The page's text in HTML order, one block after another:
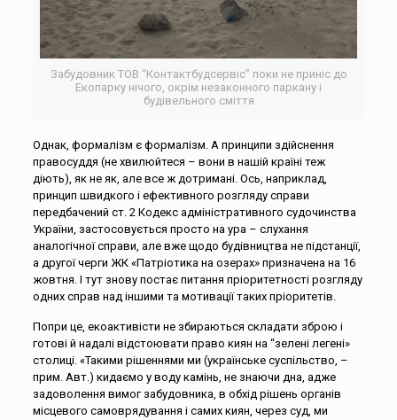
Забудовник ТОВ “Контактбудсервіс” поки не приніс до
Екопарку нічого, окрім незаконного паркану і
будівельного сміття
Однак, формалізм є формалізм. А принципи здійснення
правосуддя (не хвилюйтеся – вони в нашій країні теж
діють), як не як, але все ж дотримані. Ось, наприклад,
принцип швидкого і ефективного розгляду справи
передбачений ст. 2 Кодекс адміністративного судочинства
України, застосовується просто на ура – слухання
аналогічної справи, але вже щодо будівництва не підстанції,
а другої черги ЖК «Патріотика на озерах» призначена на 16
жовтня. І тут знову постає питання пріоритетності розгляду
одних справ над іншими та мотивації таких пріоритетів.
Попри це, екоактивісти не збираються складати зброю і
готові й надалі відстоювати право киян на “зелені легені»
столиці. «Такими рішеннями ми (українське суспільство, –
прим. Авт.) кидаємо у воду камінь, не знаючи дна, адже
задоволення вимог забудовника, в обхід рішень органів
місцевого самоврядування і самих киян, через суд, ми